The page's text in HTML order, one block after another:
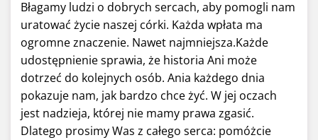
Błagamy ludzi o dobrych sercach, aby pomogli nam
uratować życie naszej córki. Każda wpłata ma
ogromne znaczenie. Nawet najmniejsza.Każde
udostępnienie sprawia, że historia Ani może
dotrzeć do kolejnych osób. Ania każdego dnia
pokazuje nam, jak bardzo chce żyć. W jej oczach
jest nadzieja, której nie mamy prawa zgasić.
Dlatego prosimy Was z całego serca: pomóżcie